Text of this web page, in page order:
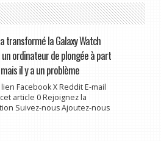
transformé la Galaxy Watch
ordinateur de plongée à part
il y a un problème
Facebook X Reddit E-mail
article 0 Rejoignez la
Suivez-nous Ajoutez-nous